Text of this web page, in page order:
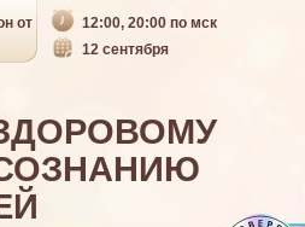
от
12:00, 20:00 по мск
12 сентября